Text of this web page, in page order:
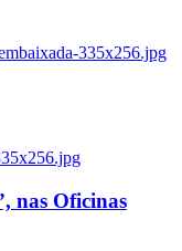
335x256.jpg
nas Oficinas